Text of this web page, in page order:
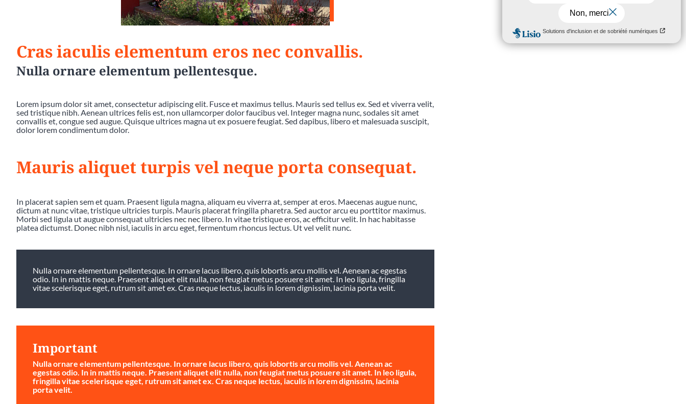
Cras iaculis elementum eros nec convallis.
Nulla ornare elementum pellentesque.
Lorem ipsum dolor sit amet, consectetur adipiscing elit. Fusce et maximus tellus. Mauris sed tellus ex. Sed et viverra velit,
sed tristique nibh. Aenean ultrices felis est, non ullamcorper dolor faucibus vel. Integer magna nunc, sodales sit amet
convallis et, congue sed augue. Quisque ultrices magna ut ex posuere feugiat. Sed dapibus, libero et malesuada suscipit,
dolor lorem condimentum dolor.
Mauris aliquet turpis vel neque porta consequat.
In placerat sapien sem et quam. Praesent ligula magna, aliquam eu viverra at, semper at eros. Maecenas augue nunc,
dictum at nunc vitae, tristique ultricies turpis. Mauris placerat fringilla pharetra. Sed auctor arcu eu porttitor maximus.
Morbi sed ligula ut augue consequat ultricies nec nec libero. In vitae tristique eros, ac efficitur velit. In hac habitasse
platea dictumst. Donec nibh nisl, iaculis in arcu eget, fermentum rhoncus lectus. Ut vel velit nunc.
Nulla ornare elementum pellentesque. In ornare lacus libero, quis lobortis arcu mollis vel. Aenean ac egestas
odio. In in mattis neque. Praesent aliquet elit nulla, non feugiat metus posuere sit amet. In leo ligula, fringilla
vitae scelerisque eget, rutrum sit amet ex. Cras neque lectus, iaculis in lorem dignissim, lacinia porta velit.
Important
Nulla ornare elementum pellentesque. In ornare lacus libero, quis lobortis arcu mollis vel. Aenean ac
egestas odio. In in mattis neque. Praesent aliquet elit nulla, non feugiat metus posuere sit amet. In leo ligula,
fringilla vitae scelerisque eget, rutrum sit amet ex. Cras neque lectus, iaculis in lorem dignissim, lacinia
porta velit.